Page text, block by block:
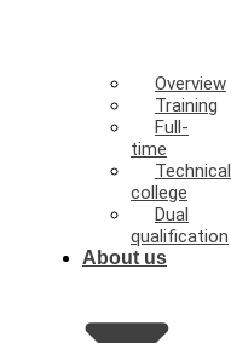
Overview
Training
Full-
time
Technical
college
Dual
qualification
About us